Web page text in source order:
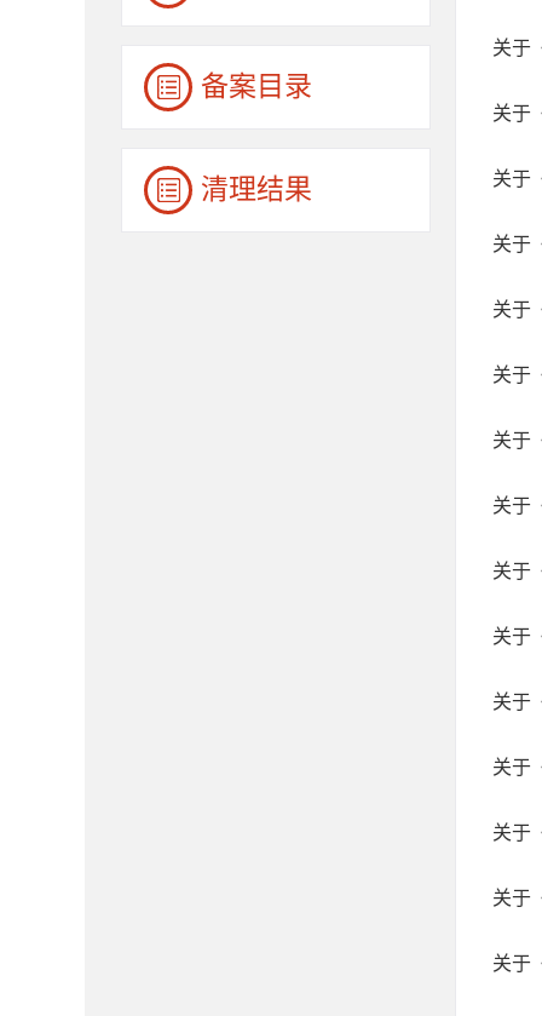
备案目录
清理结果
关于
关于
关于
关于
关于
关于
关于
关于
关于
关于
关于
关于
关于
关于
关于